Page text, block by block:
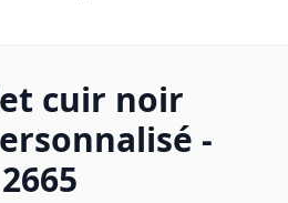
cuir noir
-
2665